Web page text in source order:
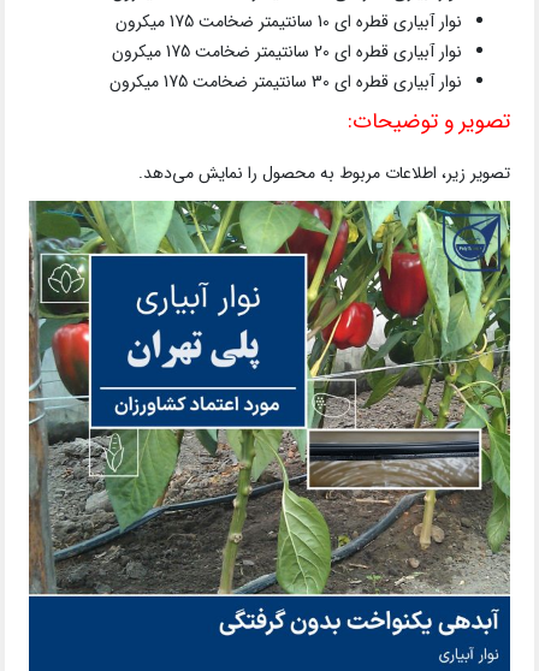
نوار آبیاری قطره ای 10 سانتیمتر ضخامت 175 میکرون
نوار آبیاری قطره ای 20 سانتیمتر ضخامت 175 میکرون
نوار آبیاری قطره ای 30 سانتیمتر ضخامت 175 میکرون
تصویر و توضیحات:
تصویر زیر، اطلاعات مربوط به محصول را نمایش می‌دهد.